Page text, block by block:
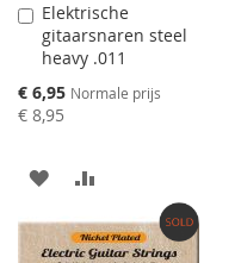
Elektrische
gitaarsnaren steel
heavy .011
Speciale
prijs
€ 6,95 Normale prijs
€ 8,95
Aan
winkelwagen
toevoegen
AAN
VERLANGLIJST
TOE